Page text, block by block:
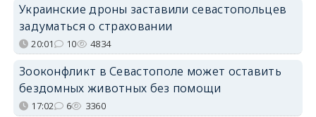
Украинские дроны заставили севастопольцев
задуматься о страховании
20:01 10 4834
Зооконфликт в Севастополе может оставить
бездомных животных без помощи
17:02 6 3360